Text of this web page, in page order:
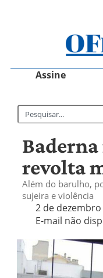
Assine
revolta
Além do barulho,
sujeira e violência
2 de dezembro
E-mail não